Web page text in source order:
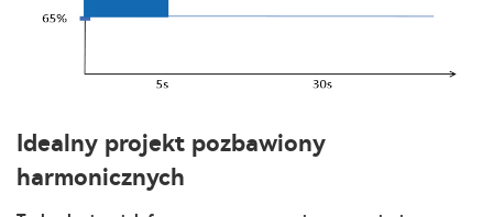
Idealny projekt pozbawiony
harmonicznych